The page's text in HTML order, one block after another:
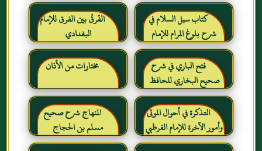
كتاب سبل السلام في
شرح بلوغ المرام للإمام
الصنعاني رحمه الله
الفَرقُ بين الفرق للإمام
البغدادي
فتح الباري في شرح
صحيح البخاري للحافظ
ابن حجر العسقلاني
مختارات من الأذان
التذكرة في أحوال الموتى
وأمور الآخرة للإمام الفرطبي
رحمه الله
المنهاج شرح صحيح
مسلم بن الحجاج